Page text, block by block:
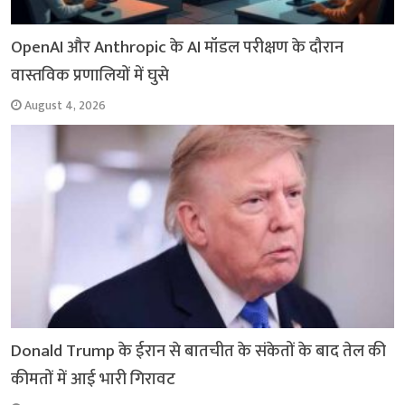
OpenAI और Anthropic के AI मॉडल परीक्षण के दौरान
वास्तविक प्रणालियों में घुसे
August 4, 2026
Donald Trump के ईरान से बातचीत के संकेतों के बाद तेल की
कीमतों में आई भारी गिरावट